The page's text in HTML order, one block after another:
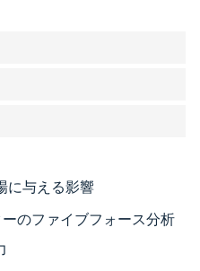
に与える影響
のファイブフォース分析